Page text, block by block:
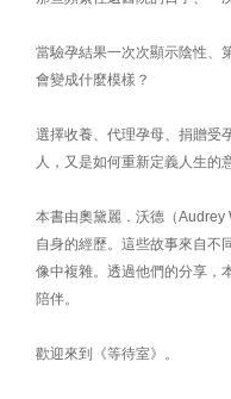
當驗孕結果一次次顯示陰性、
會變成什麼模樣？
選擇收養、代理孕母、捐贈受
人，又是如何重新定義人生的
本書由奧黛麗．沃德（
自身的經歷。這些故事來自
像中複雜。透過他們的分享，
陪伴。
歡迎來到《等待室》。